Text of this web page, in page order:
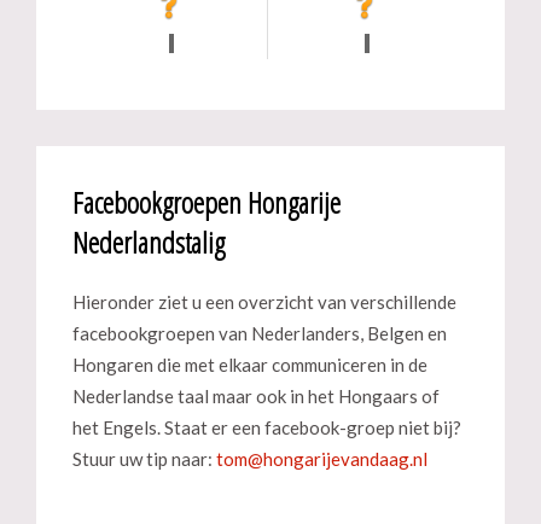
Facebookgroepen Hongarije
Nederlandstalig
Hieronder ziet u een overzicht van verschillende
facebookgroepen van Nederlanders, Belgen en
Hongaren die met elkaar communiceren in de
Nederlandse taal maar ook in het Hongaars of
het Engels. Staat er een facebook-groep niet bij?
Stuur uw tip naar: